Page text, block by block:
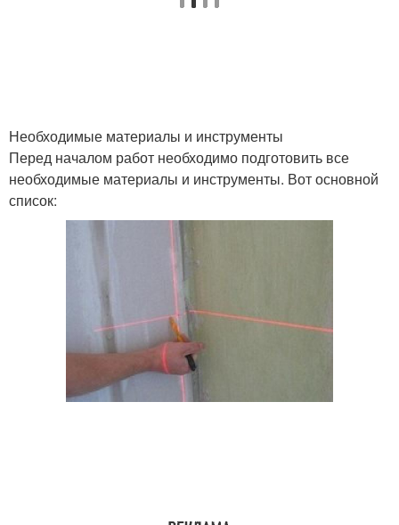
Необходимые материалы и инструменты
Перед началом работ необходимо подготовить все
необходимые материалы и инструменты. Вот основной
список: